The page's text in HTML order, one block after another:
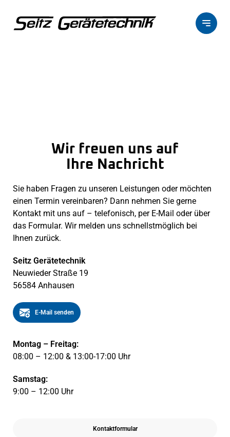
Zum Hauptinhalt springen
Wir freuen uns auf
Ihre Nachricht
Sie haben Fragen zu unseren Leistungen oder möchten
einen Termin vereinbaren? Dann nehmen Sie gerne
Kontakt mit uns auf – telefonisch, per E-Mail oder über
das Formular. Wir melden uns schnellstmöglich bei
Ihnen zurück.
Seitz Gerätetechnik
Neuwieder Straße 19
56584 Anhausen
E-Mail senden
Montag – Freitag:
08:00 – 12:00 & 13:00-17:00 Uhr
Samstag:
9:00 – 12:00 Uhr
Kontaktformular